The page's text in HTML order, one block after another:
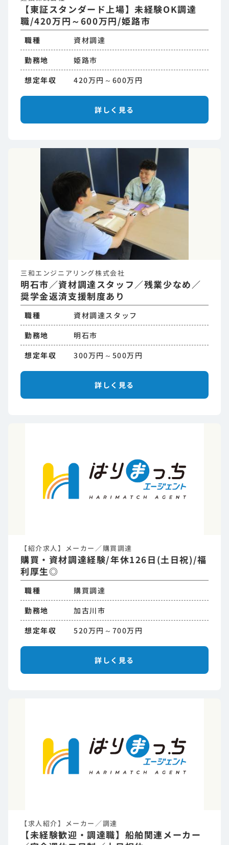
【東証スタンダード上場】未経験OK調達
職/420万円～600万円/姫路市
職種
資材調達
勤務地
姫路市
想定年収
420万円～600万円
詳しく見る
三和エンジニアリング株式会社
明石市／資材調達スタッフ／残業少なめ／
奨学金返済支援制度あり
職種
資材調達スタッフ
勤務地
明石市
想定年収
300万円～500万円
詳しく見る
【紹介求人】メーカー／購買調達
購買・資材調達経験/年休126日(土日祝)/福
利厚生◎
職種
購買調達
勤務地
加古川市
想定年収
520万円～700万円
詳しく見る
【求人紹介】メーカー／調達
【未経験歓迎・調達職】船舶関連メーカー